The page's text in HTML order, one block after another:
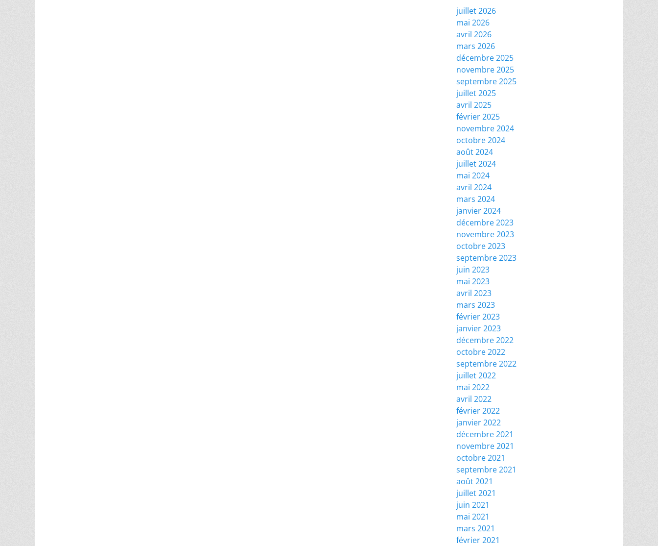
juillet 2026
mai 2026
avril 2026
mars 2026
décembre 2025
novembre 2025
septembre 2025
juillet 2025
avril 2025
février 2025
novembre 2024
octobre 2024
août 2024
juillet 2024
mai 2024
avril 2024
mars 2024
janvier 2024
décembre 2023
novembre 2023
octobre 2023
septembre 2023
juin 2023
mai 2023
avril 2023
mars 2023
février 2023
janvier 2023
décembre 2022
octobre 2022
septembre 2022
juillet 2022
mai 2022
avril 2022
février 2022
janvier 2022
décembre 2021
novembre 2021
octobre 2021
septembre 2021
août 2021
juillet 2021
juin 2021
mai 2021
mars 2021
février 2021